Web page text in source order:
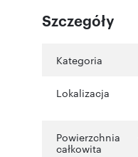
Szczegóły
Kategoria
Lokalizacja
Powierzchnia
całkowita